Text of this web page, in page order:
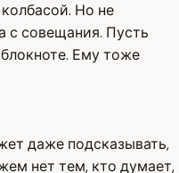
Но не
с совещания. Пусть
Ему тоже
даже подсказывать,
нет тем, кто думает,